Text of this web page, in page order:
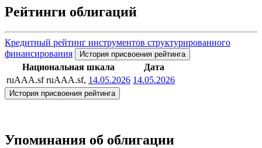
Рейтинги облигаций
Кредитный рейтинг инструментов структурированного
финансирования
История присвоения рейтинга
Национальная шкала
Дата
ruAAA.sf ruAAA.sf, 14.05.2026 14.05.2026
История присвоения рейтинга
Упоминания об облигации